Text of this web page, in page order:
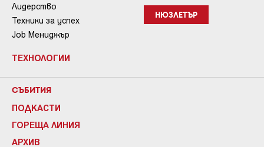
Лидерство
Техники за успех
Job Мениджър
ТЕХНОЛОГИИ
НЮЗЛЕТЪР
СЪБИТИЯ
ПОДКАСТИ
ГОРЕЩА ЛИНИЯ
АРХИВ